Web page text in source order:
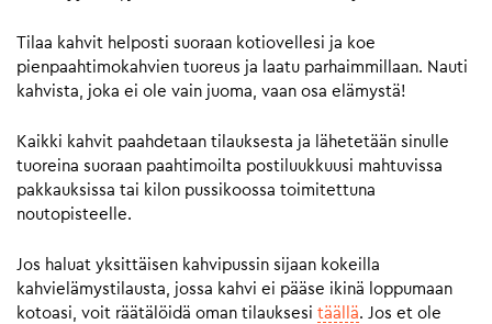
Tilaa kahvit helposti suoraan kotiovellesi ja koe
pienpaahtimokahvien tuoreus ja laatu parhaimmillaan. Nauti
kahvista, joka ei ole vain juoma, vaan osa elämystä!
Kaikki kahvit paahdetaan tilauksesta ja lähetetään sinulle
tuoreina suoraan paahtimoilta postiluukkuusi mahtuvissa
pakkauksissa tai kilon pussikoossa toimitettuna
noutopisteelle.
Jos haluat yksittäisen kahvipussin sijaan kokeilla
kahvielämystilausta, jossa kahvi ei pääse ikinä loppumaan
kotoasi, voit räätälöidä oman tilauksesi täällä. Jos et ole